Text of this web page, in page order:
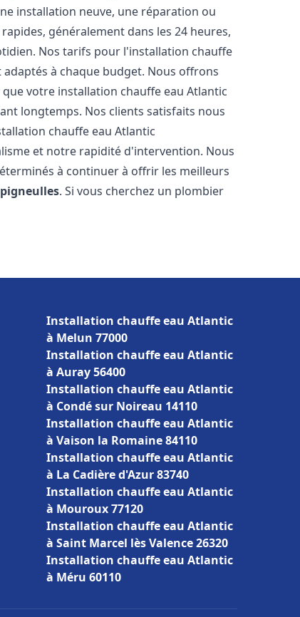
installation neuve, une réparation ou
généralement dans les 24 heures,
Nos tarifs pour l'installation chauffe
à chaque budget. Nous offrons
votre installation chauffe eau Atlantic
longtemps. Nos clients satisfaits nous
chauffe eau Atlantic
et notre rapidité d'intervention. Nous
à continuer à offrir les meilleurs
. Si vous cherchez un plombier
Installation chauffe eau Atlantic
à Melun 77000
Installation chauffe eau Atlantic
à Auray 56400
Installation chauffe eau Atlantic
à Condé sur Noireau 14110
Installation chauffe eau Atlantic
à Vaison la Romaine 84110
Installation chauffe eau Atlantic
à La Cadière d'Azur 83740
Installation chauffe eau Atlantic
à Mouroux 77120
Installation chauffe eau Atlantic
à Saint Marcel lès Valence 26320
Installation chauffe eau Atlantic
à Méru 60110